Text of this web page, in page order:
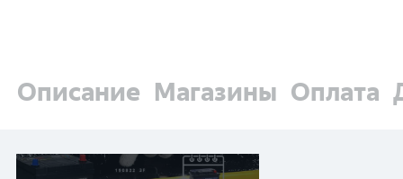
Описание Магазины Оплата